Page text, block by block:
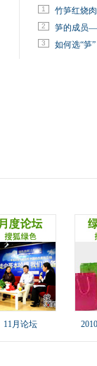
1 竹笋红烧肉
2 笋的成员
3 如何选“笋”
11月论坛